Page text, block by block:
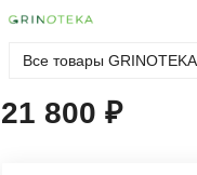
Все товары GRINOTEKA
21 800 ₽